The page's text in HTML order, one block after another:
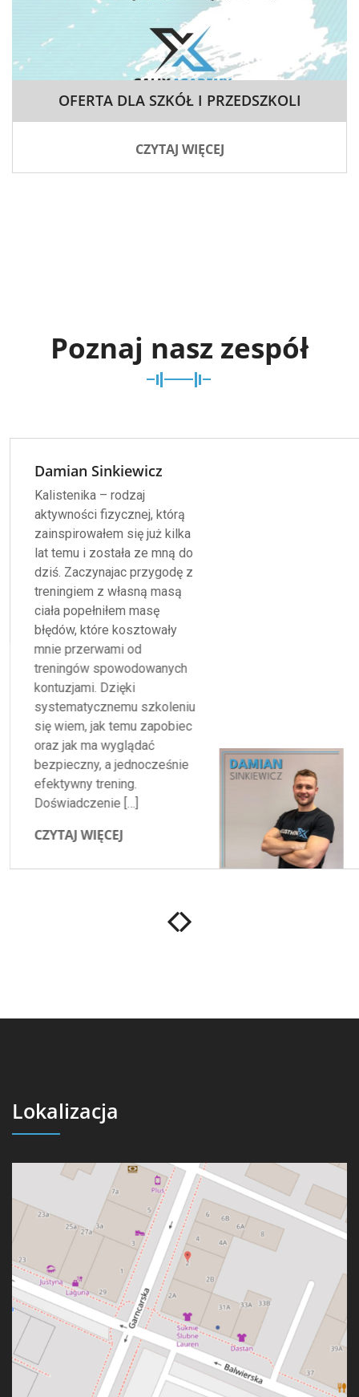
OFERTA DLA SZKÓŁ I PRZEDSZKOLI
CZYTAJ WIĘCEJ
Poznaj nasz zespół
Damian Sinkiewicz
Kalistenika – rodzaj
aktywności fizycznej, którą
zainspirowałem się już kilka
lat temu i została ze mną do
dziś. Zaczynajac przygodę z
treningiem z własną masą
ciała popełniłem masę
błędów, które kosztowały
mnie przerwami od
treningów spowodowanych
kontuzjami. Dzięki
systematycznemu szkoleniu
się wiem, jak temu zapobiec
oraz jak ma wyglądać
bezpieczny, a jednocześnie
efektywny trening.
Doświadczenie […]
CZYTAJ WIĘCEJ
Lokalizacja